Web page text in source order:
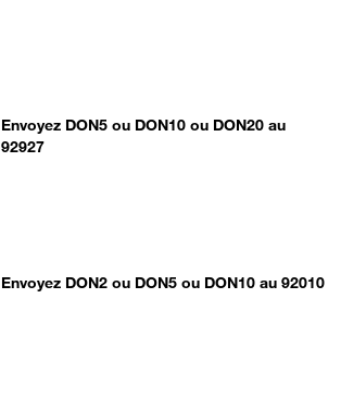
Envoyez DON5 ou DON10 ou DON20 au
92927
Envoyez DON2 ou DON5 ou DON10 au 92010